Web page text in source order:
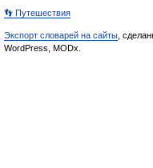
👣 Путешествия
Экспорт словарей на сайты ,
WordPress, MODx.